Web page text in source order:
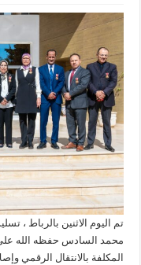
تم اليوم الاثنين بالرباط ،
محمد السادس حفظه الله
المكلفة بالانتقال الرقمي